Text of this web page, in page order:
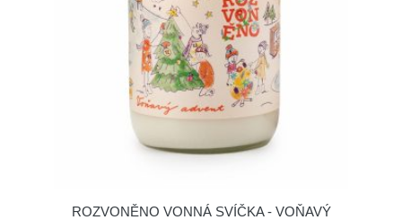
ROZVONĚNO VONNÁ SVÍČKA - VOŇAVÝ